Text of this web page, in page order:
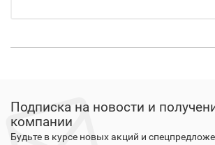
Подписка на новости и
компании
Будьте в курсе новых акций и